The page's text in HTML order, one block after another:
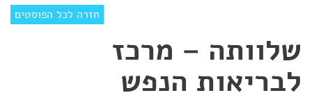
חזרה לכל הפוסטים
שלוותה – מרכז
לבריאות הנפש